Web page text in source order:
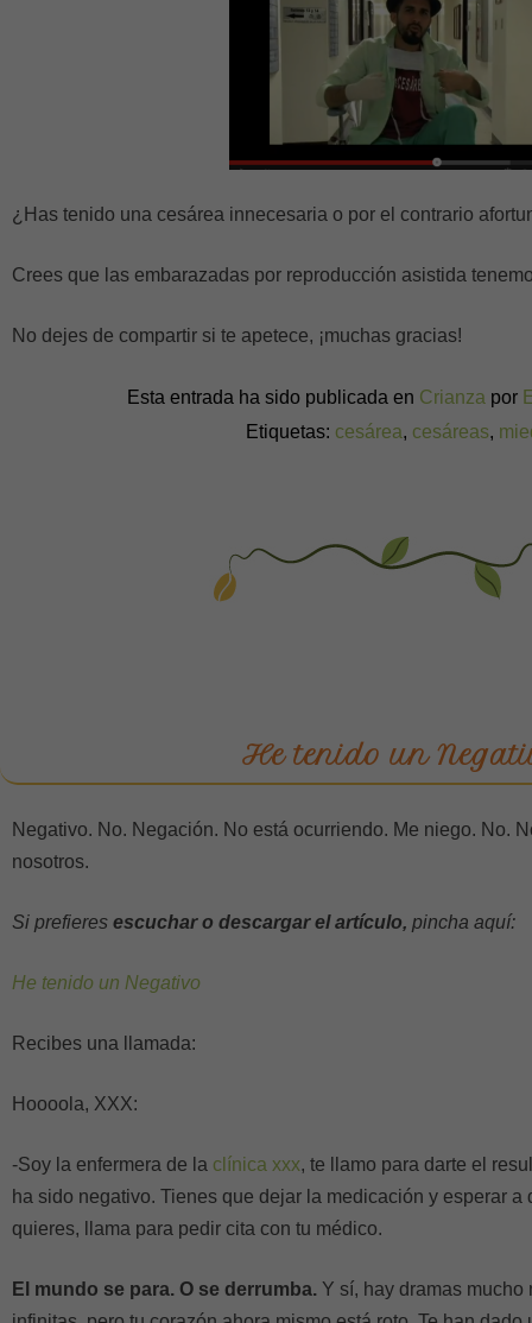
¿Has tenido una cesárea innecesaria o por el contrario
Crees que las embarazadas por reproducción asistida
No dejes de compartir si te apetece, ¡muchas gracias!
Esta entrada ha sido publicada en Crianza por
Etiquetas: cesárea, cesáreas,
He tenido un
Negativo. No. Negación. No está ocurriendo. Me niego. No.
nosotros.
Si prefieres escuchar o descargar el artículo, pincha aquí:
He tenido un Negativo
Recibes una llamada:
Hoooola, XXX:
-Soy la enfermera de la clínica xxx, te llamo para darte el
ha sido negativo. Tienes que dejar la medicación y esperar a
quieres, llama para pedir cita con tu médico.
El mundo se para. O se derrumba. Y sí, hay dramas mucho